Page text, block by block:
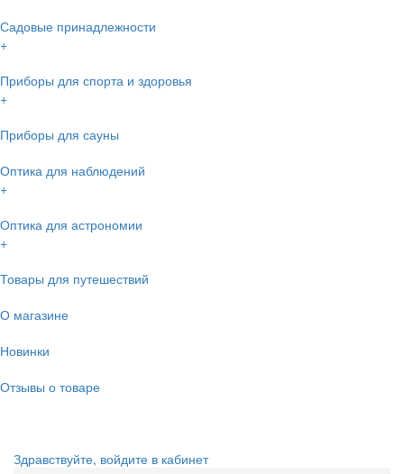
Садовые принадлежности
+
Приборы для спорта и здоровья
+
Приборы для сауны
Оптика для наблюдений
+
Оптика для астрономии
+
Товары для путешествий
О магазине
Новинки
Отзывы о товаре
Здравствуйте, войдите в кабинет